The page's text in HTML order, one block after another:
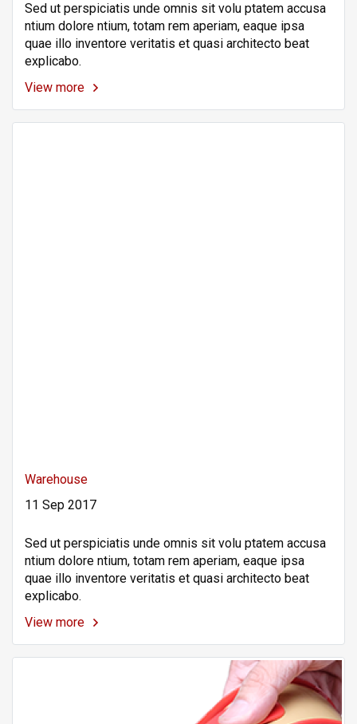
Sed ut perspiciatis unde omnis sit volu ptatem accusa
ntium dolore ntium, totam rem aperiam, eaque ipsa
quae illo inventore veritatis et quasi architecto beat
explicabo.
View more
Warehouse
11 Sep 2017
Sed ut perspiciatis unde omnis sit volu ptatem accusa
ntium dolore ntium, totam rem aperiam, eaque ipsa
quae illo inventore veritatis et quasi architecto beat
explicabo.
View more